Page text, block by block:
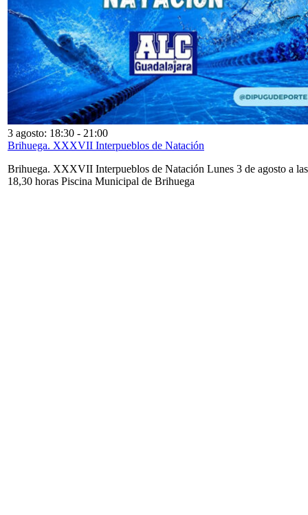
3 agosto: 18:30 - 21:00
Brihuega. XXXVII Interpueblos de Natación
Brihuega. XXXVII Interpueblos de Natación Lunes 3 de agosto a las
18,30 horas Piscina Municipal de Brihuega